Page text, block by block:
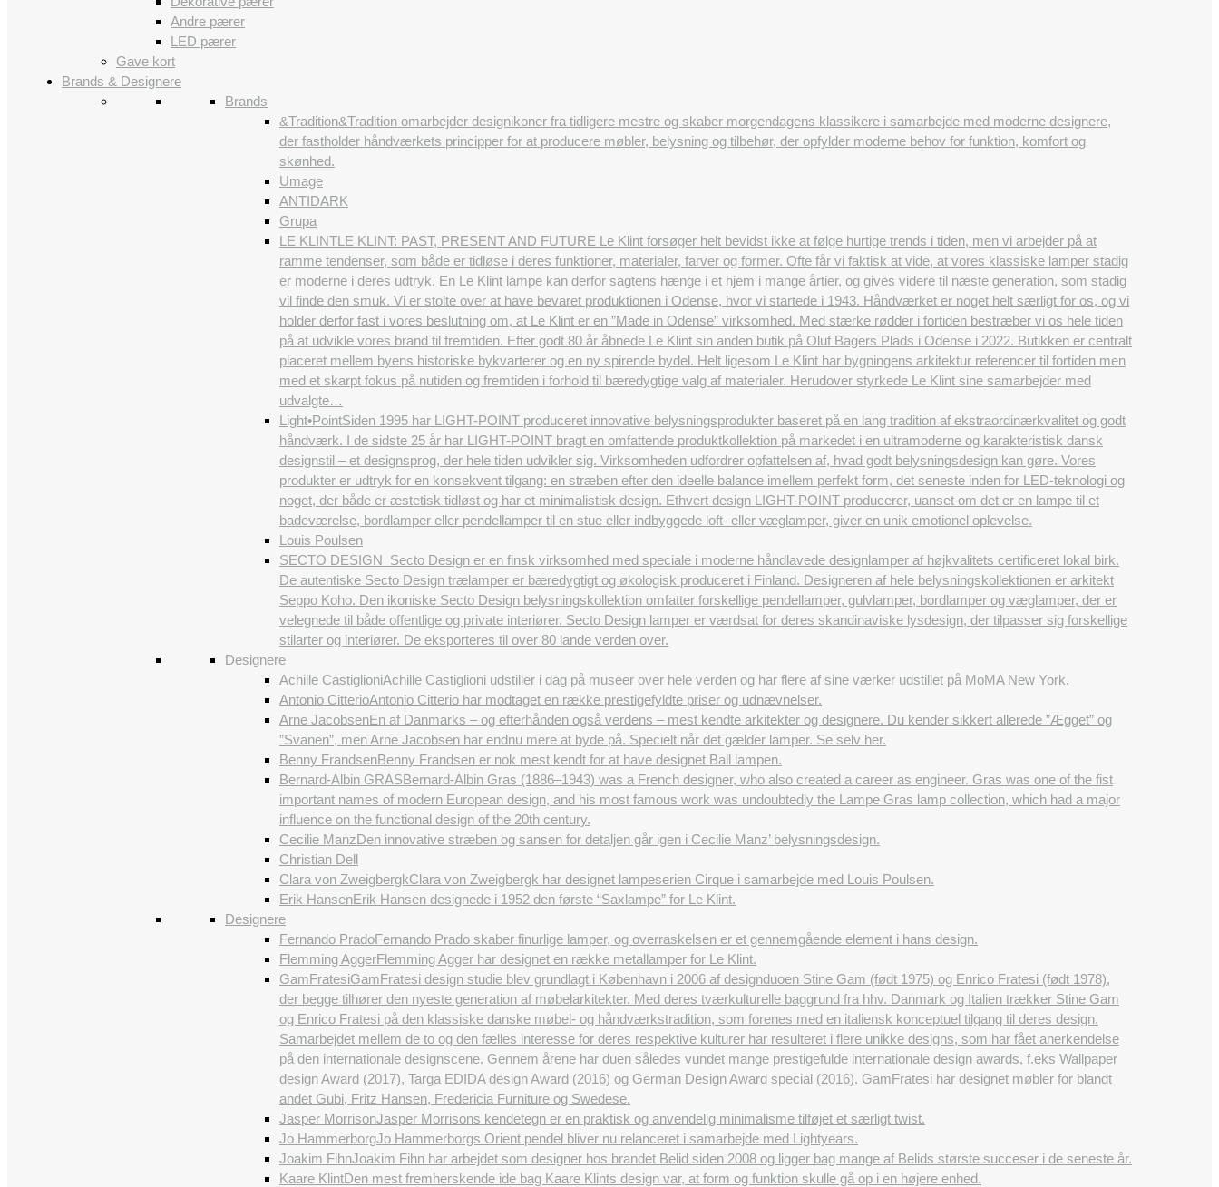
Andre pærer
LED pærer
Gave kort
Brands & Designere
Brands
&Tradition&Tradition omarbejder designikoner fra tidligere mestre og skaber morgendagens klassikere i samarbejde med moderne designere,
der fastholder håndværkets principper for at producere møbler, belysning og tilbehør, der opfylder moderne behov for funktion, komfort og
skønhed.
Umage
ANTIDARK
Grupa
LE KLINTLE KLINT: PAST, PRESENT AND FUTURE Le Klint forsøger helt bevidst ikke at følge hurtige trends i tiden, men vi arbejder på at
ramme tendenser, som både er tidløse i deres funktioner, materialer, farver og former. Ofte får vi faktisk at vide, at vores klassiske lamper stadig
er moderne i deres udtryk. En Le Klint lampe kan derfor sagtens hænge i et hjem i mange årtier, og gives videre til næste generation, som stadig
vil finde den smuk. Vi er stolte over at have bevaret produktionen i Odense, hvor vi startede i 1943. Håndværket er noget helt særligt for os, og vi
holder derfor fast i vores beslutning om, at Le Klint er en ”Made in Odense” virksomhed. Med stærke rødder i fortiden bestræber vi os hele tiden
på at udvikle vores brand til fremtiden. Efter godt 80 år åbnede Le Klint sin anden butik på Oluf Bagers Plads i Odense i 2022. Butikken er centralt
placeret mellem byens historiske bykvarterer og en ny spirende bydel. Helt ligesom Le Klint har bygningens arkitektur referencer til fortiden men
med et skarpt fokus på nutiden og fremtiden i forhold til bæredygtige valg af materialer. Herudover styrkede Le Klint sine samarbejder med
udvalgte…
Light•PointSiden 1995 har LIGHT-POINT produceret innovative belysningsprodukter baseret på en lang tradition af ekstraordinærkvalitet og godt
håndværk. I de sidste 25 år har LIGHT-POINT bragt en omfattende produktkollektion på markedet i en ultramoderne og karakteristisk dansk
designstil – et designsprog, der hele tiden udvikler sig. Virksomheden udfordrer opfattelsen af, hvad godt belysningsdesign kan gøre. Vores
produkter er udtryk for en konsekvent tilgang: en stræben efter den ideelle balance imellem perfekt form, det seneste inden for LED-teknologi og
noget, der både er æstetisk tidløst og har et minimalistisk design. Ethvert design LIGHT-POINT producerer, uanset om det er en lampe til et
badeværelse, bordlamper eller pendellamper til en stue eller indbyggede loft- eller væglamper, giver en unik emotionel oplevelse.
Louis Poulsen
SECTO DESIGN Secto Design er en finsk virksomhed med speciale i moderne håndlavede designlamper af højkvalitets certificeret lokal birk.
De autentiske Secto Design trælamper er bæredygtigt og økologisk produceret i Finland. Designeren af ​​hele belysningskollektionen er arkitekt
Seppo Koho. Den ikoniske Secto Design belysningskollektion omfatter forskellige pendellamper, gulvlamper, bordlamper og væglamper, der er
velegnede til både offentlige og private interiører. Secto Design lamper er værdsat for deres skandinaviske lysdesign, der tilpasser sig forskellige
stilarter og interiører. De eksporteres til over 80 lande verden over.
Designere
Achille CastiglioniAchille Castiglioni udstiller i dag på museer over hele verden og har flere af sine værker udstillet på MoMA New York.
Antonio CitterioAntonio Citterio har modtaget en række prestigefyldte priser og udnævnelser.
Arne JacobsenEn af Danmarks – og efterhånden også verdens – mest kendte arkitekter og designere. Du kender sikkert allerede ”Ægget” og
”Svanen”, men Arne Jacobsen har endnu mere at byde på. Specielt når det gælder lamper. Se selv her.
Benny FrandsenBenny Frandsen er nok mest kendt for at have designet Ball lampen.
Bernard-Albin GRASBernard-Albin Gras (1886–1943) was a French designer, who also created a career as engineer. Gras was one of the fist
important names of modern European design, and his most famous work was undoubtedly the Lampe Gras lamp collection, which had a major
influence on the functional design of the 20th century.
Cecilie ManzDen innovative stræben og sansen for detaljen går igen i Cecilie Manz’ belysningsdesign.
Christian Dell
Clara von ZweigbergkClara von Zweigbergk har designet lampeserien Cirque i samarbejde med Louis Poulsen.
Erik HansenErik Hansen designede i 1952 den første “Saxlampe” for Le Klint.
Designere
Fernando PradoFernando Prado skaber finurlige lamper, og overraskelsen er et gennemgående element i hans design.
Flemming AggerFlemming Agger har designet en række metallamper for Le Klint.
GamFratesiGamFratesi design studie blev grundlagt i København i 2006 af designduoen Stine Gam (født 1975) og Enrico Fratesi (født 1978),
der begge tilhører den nyeste generation af møbelarkitekter. Med deres tværkulturelle baggrund fra hhv. Danmark og Italien trækker Stine Gam
og Enrico Fratesi på den klassiske danske møbel- og håndværkstradition, som forenes med en italiensk konceptuel tilgang til deres design.
Samarbejdet mellem de to og den fælles interesse for deres respektive kulturer har resulteret i flere unikke designs, som har fået anerkendelse
på den internationale designscene. Gennem årene har duen således vundet mange prestigefulde internationale design awards, f.eks Wallpaper
design Award (2017), Targa EDIDA design Award (2016) og German Design Award special (2016). GamFratesi har designet møbler for blandt
andet Gubi, Fritz Hansen, Fredericia Furniture og Swedese.
Jasper MorrisonJasper Morrisons kendetegn er en praktisk og anvendelig minimalisme tilføjet et særligt twist.
Jo HammerborgJo Hammerborgs Orient pendel bliver nu relanceret i samarbejde med Lightyears.
Joakim FihnJoakim Fihn har arbejdet som designer hos brandet Belid siden 2008 og ligger bag mange af Belids største succeser i de seneste år.
Kaare KlintDen mest fremherskende ide bag Kaare Klints design var, at form og funktion skulle gå op i en højere enhed.